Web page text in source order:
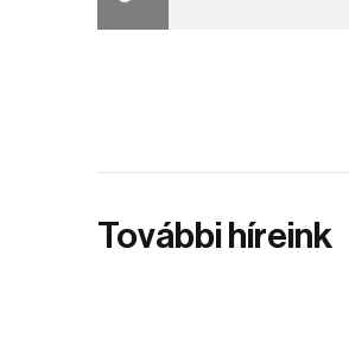
További híreink